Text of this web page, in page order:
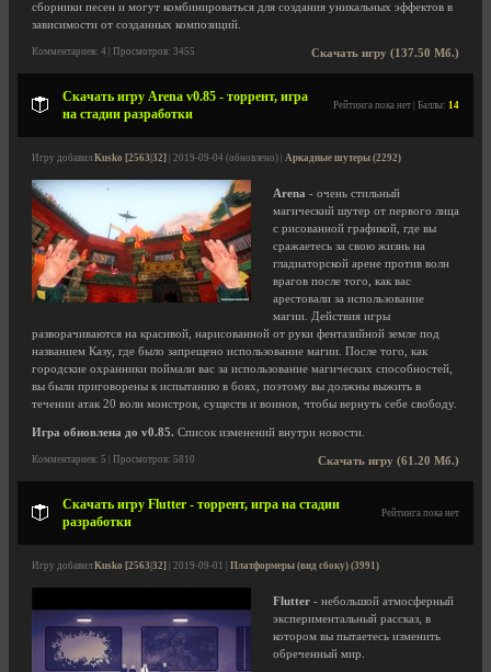
сборники песен и могут комбинироваться для создания уникальных эффектов в
зависимости от созданных композиций.
Скачать игру (137.50 Мб.)
Комментариев: 4 | Просмотров: 3455
Скачать игру Arena v0.85 - торрент, игра
на стадии разработки
Рейтинга пока нет | Баллы: 14
Игру добавил Kusko [2563|32] | 2019-09-04 (обновлено) | Аркадные шутеры (2292)
Arena - очень стильный
магический шутер от первого лица
с рисованной графикой, где вы
сражаетесь за свою жизнь на
гладиаторской арене против волн
врагов после того, как вас
арестовали за использование
магии. Действия игры
разворачиваются на красивой, нарисованной от руки фентазийной земле под
названием Казу, где было запрещено использование магии. После того, как
городские охранники поймали вас за использование магических способностей,
вы были приговорены к испытанию в боях, поэтому вы должны выжить в
течении атак 20 волн монстров, существ и воинов, чтобы вернуть себе свободу.
Игра обновлена до v0.85. Список изменений внутри новости.
Скачать игру (61.20 Мб.)
Комментариев: 5 | Просмотров: 5810
Скачать игру Flutter - торрент, игра на стадии
разработки
Рейтинга пока нет
Игру добавил Kusko [2563|32] | 2019-09-01 | Платформеры (вид сбоку) (3991)
Flutter - небольшой атмосферный
экспериментальный рассказ, в
котором вы пытаетесь изменить
обреченный мир.